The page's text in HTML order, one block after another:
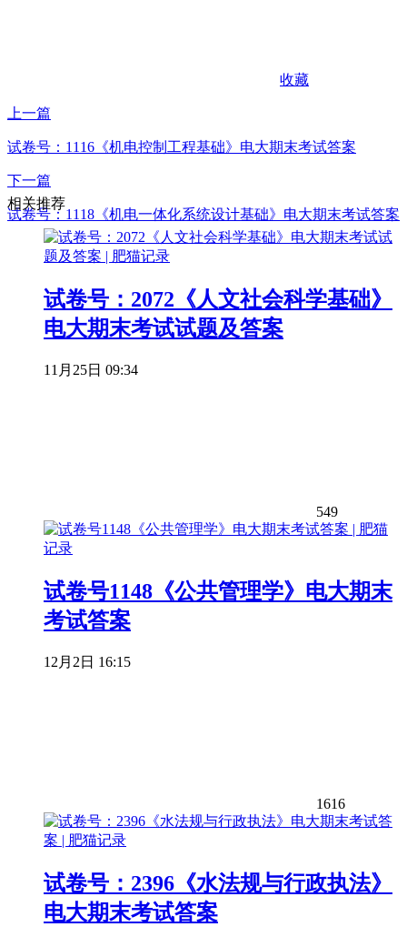
收藏
上一篇
试卷号：1116《机电控制工程基础》电大期末考试答案
下一篇
试卷号：1118《机电一体化系统设计基础》电大期末考试答案
相关推荐
试卷号：2072《人文社会科学基础》
电大期末考试试题及答案
11月25日 09:34
549
试卷号1148《公共管理学》电大期末
考试答案
12月2日 16:15
1616
试卷号：2396《水法规与行政执法》
电大期末考试答案